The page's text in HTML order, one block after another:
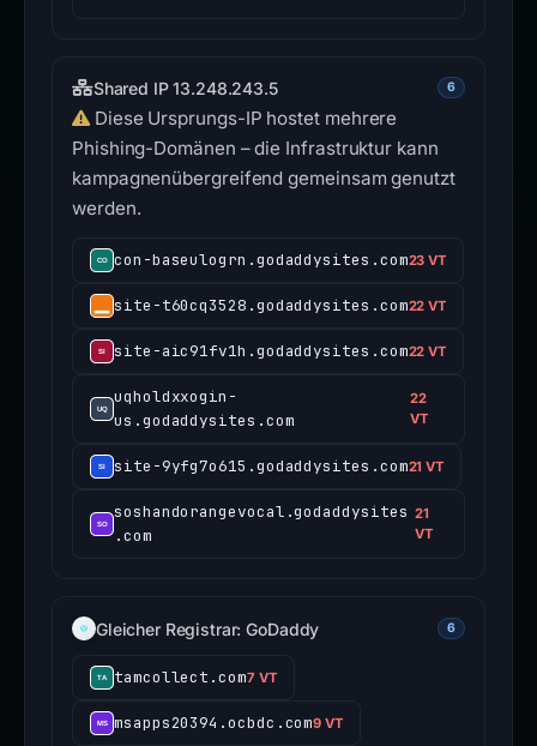
Shared IP 13.248.243.5 6
Diese Ursprungs-IP hostet mehrere
Phishing-Domänen – die Infrastruktur kann
kampagnenübergreifend gemeinsam genutzt
werden.
con-baseulogrn.godaddysites.com23 VT
site-t60cq3528.godaddysites.com22 VT
site-aic91fv1h.godaddysites.com22 VT
uqholdxxogin-
us.godaddysites.com
22
VT
site-9yfg7o615.godaddysites.com21 VT
soshandorangevocal.godaddysites
.com
21
VT
Gleicher Registrar: GoDaddy 6
tamcollect.com7 VT
msapps20394.ocbdc.com9 VT